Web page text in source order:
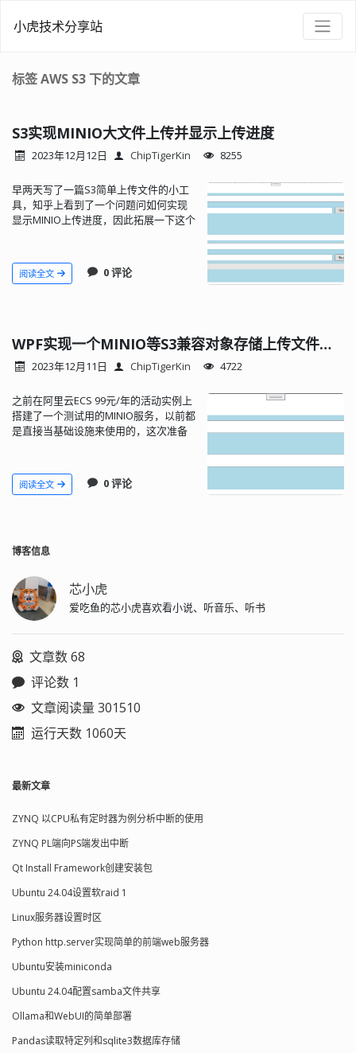
小虎技术分享站
标签 AWS S3 下的文章
S3实现MINIO大文件上传并显示上传进度
2023年12月12日 ChipTigerKin 8255
早两天写了一篇S3简单上传文件的小工
具，知乎上看到了一个问题问如何实现
显示MINIO上传进度，因此拓展一下这个
阅读全文 0 评论
WPF实现一个MINIO等S3兼容对象存储上传文件的小工具
2023年12月11日 ChipTigerKin 4722
之前在阿里云ECS 99元/年的活动实例上
搭建了一个测试用的MINIO服务，以前都
是直接当基础设施来使用的，这次准备
上传功能，后续计划开发一个类似图床
的对象存储应用。
阅读全文 0 评论
博客信息
芯小虎
爱吃鱼的芯小虎喜欢看小说、听音乐、听书
文章数 68
评论数 1
文章阅读量 301510
运行天数 1060天
最新文章
ZYNQ 以CPU私有定时器为例分析中断的使用
ZYNQ PL端向PS端发出中断
Qt Install Framework创建安装包
Ubuntu 24.04设置软raid 1
Linux服务器设置时区
Python http.server实现简单的前端web服务器
Ubuntu安装miniconda
Ubuntu 24.04配置samba文件共享
Ollama和WebUI的简单部署
Pandas读取特定列和sqlite3数据库存储